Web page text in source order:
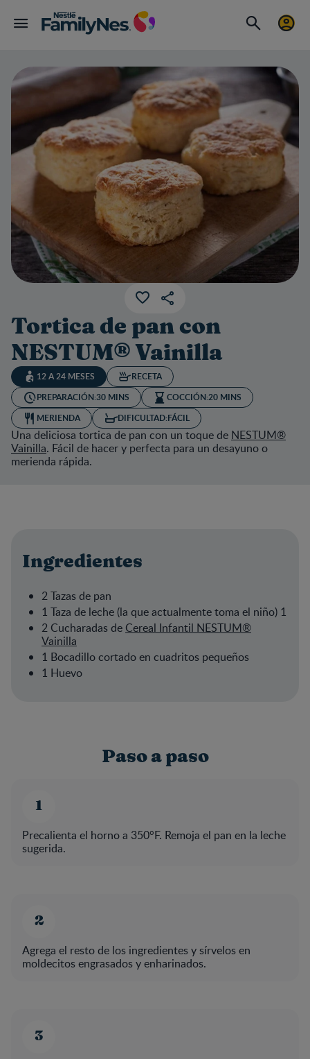
Tortica de pan con
NESTUM® Vainilla
12 A 24 MESES
RECETA
PREPARACIÓN:30 MINS COCCIÓN:20 MINS
MERIENDA
DIFICULTAD:FÁCIL
Una deliciosa tortica de pan con un toque de NESTUM®
Vainilla. Fácil de hacer y perfecta para un desayuno o
merienda rápida.
Ingredientes
2 Tazas de pan
1 Taza de leche (la que actualmente toma el niño) 1
2 Cucharadas de Cereal Infantil NESTUM®
Vainilla
1 Bocadillo cortado en cuadritos pequeños
1 Huevo
Paso a paso
Precalienta el horno a 350°F. Remoja el pan en la leche
sugerida.
Agrega el resto de los ingredientes y sírvelos en
moldecitos engrasados y enharinados.